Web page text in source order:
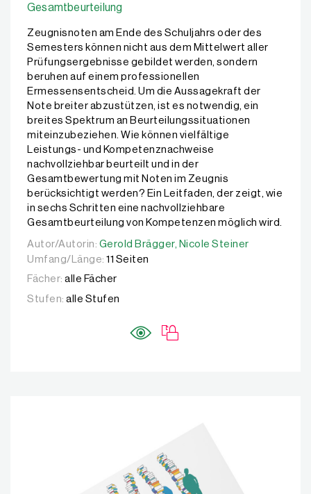
Gesamtbeurteilung
Zeugnisnoten am Ende des Schuljahrs oder des
Semesters können nicht aus dem Mittelwert aller
Prüfungsergebnisse gebildet werden, sondern
beruhen auf einem professionellen
Ermessensentscheid. Um die Aussagekraft der
Note breiter abzustützen, ist es notwendig, ein
breites Spektrum an Beurteilungssituationen
miteinzubeziehen. Wie können vielfältige
Leistungs- und Kompetenznachweise
nachvollziehbar beurteilt und in der
Gesamtbewertung mit Noten im Zeugnis
berücksichtigt werden? Ein Leitfaden, der zeigt, wie
in sechs Schritten eine nachvollziehbare
Gesamtbeurteilung von Kompetenzen möglich wird.
Autor/Autorin: Gerold Brägger, Nicole Steiner
Autor/Autorin: Gerold Brägger, Nicole Steiner
Umfang/Länge: 11 Seiten
Fächer: alle Fächer
Stufen: alle Stufen